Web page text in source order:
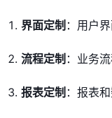
界面定制 ：用户
流程定制 ：业务
报表定制 ：报表